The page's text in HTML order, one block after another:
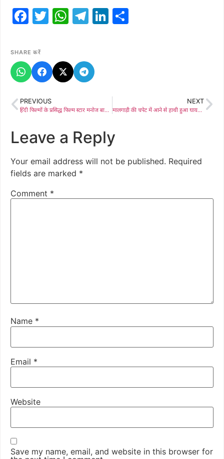
Facebook
Twitter
WhatsApp
Telegram
LinkedIn
SHARE करें
PREVIOUS
हिंदी फिल्मों के प्रसिद्ध फिल्म स्टार मनोज बाजपेयी फिल्म की शूटिंग के लिए पहुंचे गुआ
NEXT
मालगाड़ी की चपेट में आने से हाथी हुआ घायल, हाथियों का झुंड भी घेरे बैठा ट्रैक पर, रेस्क्यू टीम रवाना
Leave a Reply
Your email address will not be published. Required
fields are marked *
Comment *
Name *
Email *
Website
Save my name, email, and website in this browser for